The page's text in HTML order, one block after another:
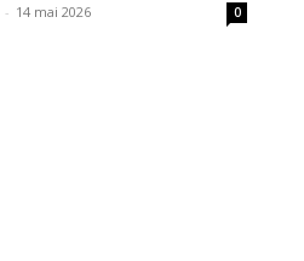
- 14 mai 2026 0